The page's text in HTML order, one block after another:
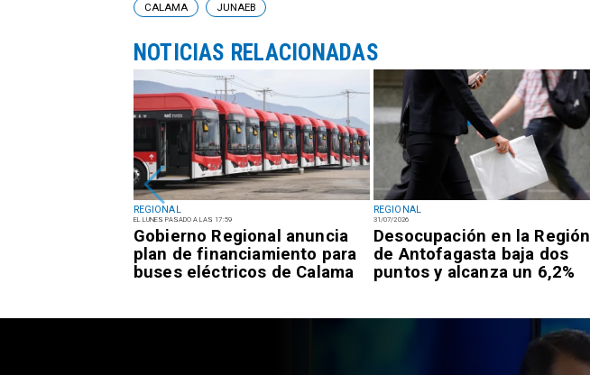
REGIONAL
EL LUNES PASADO A LAS 17:59
Gobierno Regional anuncia
plan de financiamiento para
buses eléctricos de Calama
REGIONAL
31/07/2026
Desocupación en la Región
de Antofagasta baja dos
puntos y alcanza un 6,2%
CALAMA JUNAEB
NOTICIAS RELACIONADAS